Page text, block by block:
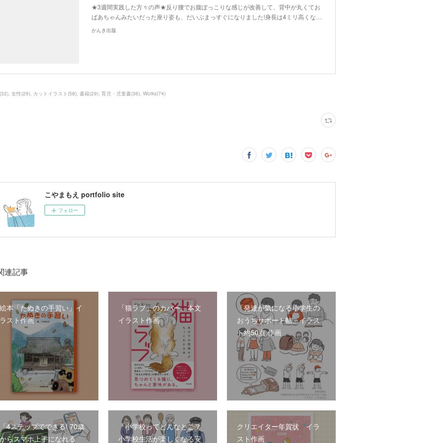
★3週間実践した方々の声★反り腰でお腹ぽっこりな感じが改善して、背中が丸くてお
ばあちゃんみたいだった座り姿も、だいぶまっすぐになりました!身長は4ミリ高くな…
かんき出版
(32) 女性(29) カットイラスト (58) 書籍(29) 育児・児童書(36) Works(74)
こやまもえ portfolio site
フォロー
連記事
絵本「たぬきの手習い」イ
ラスト作画
「猫ラブ」のカバー、本文
イラスト作画
「発達が気になる小学生の
おうちサポート帖」イラス
ト約50点 作画
「4ステップでできる! 70歳
からスマホ上手になれる
「小学校ってどんなとこ？
小学校生活が楽しくなる安
クリエイター年賀状 イラ
スト作画